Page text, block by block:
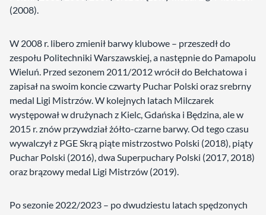
(2008).
W 2008 r. libero zmienił barwy klubowe – przeszedł do
zespołu Politechniki Warszawskiej, a następnie do Pamapolu
Wieluń. Przed sezonem 2011/2012 wrócił do Bełchatowa i
zapisał na swoim koncie czwarty Puchar Polski oraz srebrny
medal Ligi Mistrzów. W kolejnych latach Milczarek
występował w drużynach z Kielc, Gdańska i Będzina, ale w
2015 r. znów przywdział żółto-czarne barwy. Od tego czasu
wywalczył z PGE Skrą piąte mistrzostwo Polski (2018), piąty
Puchar Polski (2016), dwa Superpuchary Polski (2017, 2018)
oraz brązowy medal Ligi Mistrzów (2019).
Po sezonie 2022/2023 – po dwudziestu latach spędzonych